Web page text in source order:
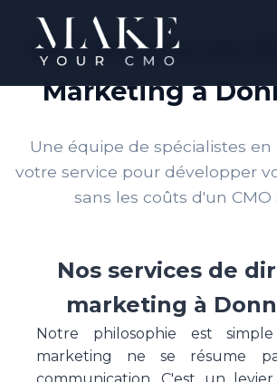
Nos Services de
Marketing à
Une équipe de spécialistes
votre service pour développer
sans les coûts d'un CMO
Nos services de
marketing à
Notre philosophie est
marketing ne se résume